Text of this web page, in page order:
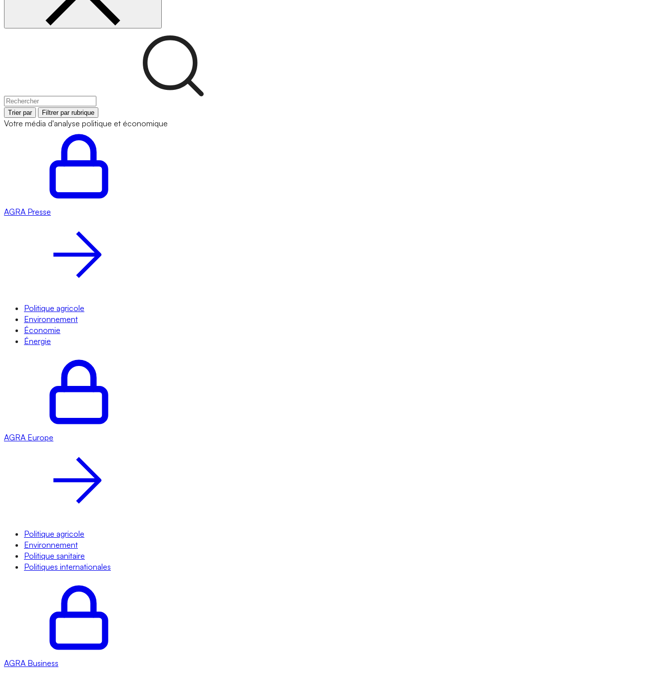
Trier par Filtrer par rubrique
Votre média d'analyse politique et économique
AGRA Presse
Politique agricole
Environnement
Économie
Énergie
AGRA Europe
Politique agricole
Environnement
Politique sanitaire
Politiques internationales
AGRA Business